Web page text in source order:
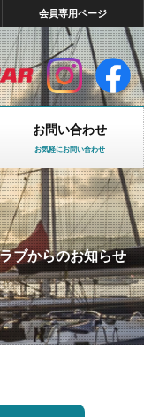
会員専用ページ
お問い合わせ
お気軽にお問い合わせ
ブからのお知らせ